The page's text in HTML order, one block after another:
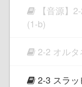
【音源】
(1-b)
2-2 オル
2-3 スラ